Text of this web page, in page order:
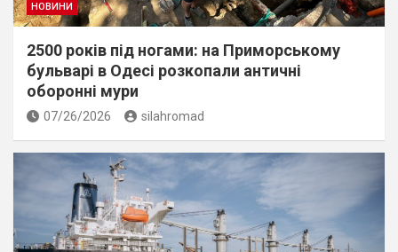
НОВИНИ
2500 років під ногами: на Приморському
бульварі в Одесі розкопали античні
оборонні мури
07/26/2026 silahromad